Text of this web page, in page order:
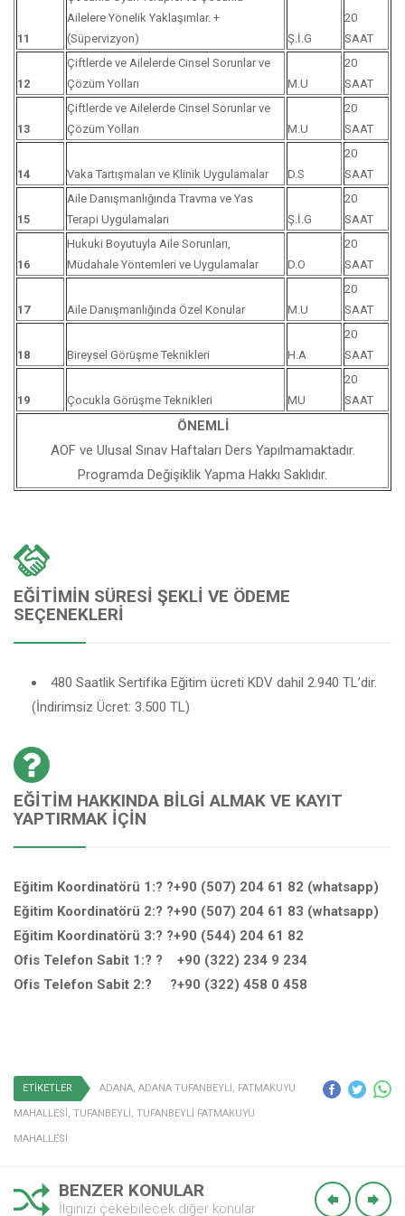
11
Ailelere Yönelik Yaklaşımlar. +
(Süpervizyon)
Ş.İ.G
20
SAAT
12
Çiftlerde ve Ailelerde Cinsel Sorunlar ve
Çözüm Yolları
M.U
20
SAAT
13
Çiftlerde ve Ailelerde Cinsel Sorunlar ve
Çözüm Yolları
M.U
20
SAAT
14 Vaka Tartışmaları ve Klinik Uygulamalar D.S
20
SAAT
15
Aile Danışmanlığında Travma ve Yas
Terapi Uygulamaları
Ş.İ.G
20
SAAT
16
Hukuki Boyutuyla Aile Sorunları,
Müdahale Yöntemleri ve Uygulamalar
D.O
20
SAAT
17 Aile Danışmanlığında Özel Konular M.U
20
SAAT
18 Bireysel Görüşme Teknikleri H.A
20
SAAT
19 Çocukla Görüşme Teknikleri MU
20
SAAT
ÖNEMLİ
AOF ve Ulusal Sınav Haftaları Ders Yapılmamaktadır.
Programda Değişiklik Yapma Hakkı Saklıdır.
EĞITIMIN SÜRESI ŞEKLI VE ÖDEME
SEÇENEKLERI
480 Saatlik Sertifika Eğitim ücreti KDV dahil 2.940 TL’dir.
(İndirimsiz Ücret: 3.500 TL)
EĞITIM HAKKINDA BILGI ALMAK VE KAYIT
YAPTIRMAK İÇIN
Eğitim Koordinatörü 1:? ?+90 (507) 204 61 82 (whatsapp)
Eğitim Koordinatörü 2:? ?+90 (507) 204 61 83 (whatsapp)
Eğitim Koordinatörü 3:? ?+90 (544) 204 61 82
Ofis Telefon Sabit 1:? ? +90 (322) 234 9 234
Ofis Telefon Sabit 2:? ?+90 (322) 458 0 458
ETİKETLER ADANA, ADANA TUFANBEYLİ, FATMAKUYU
MAHALLESİ, TUFANBEYLİ, TUFANBEYLİ FATMAKUYU
MAHALLESİ
BENZER KONULAR
İlginizi çekebilecek diğer konular